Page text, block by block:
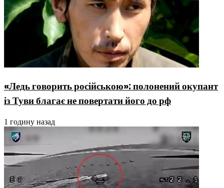
«Ледь говорить російською»: полонений окупант
із Туви благає не повертати його до рф
1 годину назад